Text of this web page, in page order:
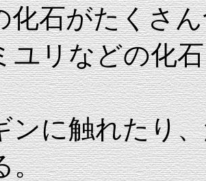
石がたくさん
ユリなどの化
に触れたり、
。